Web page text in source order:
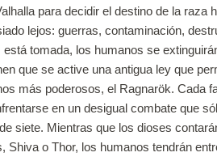
para decidir el destino de la raza
lejos: guerras, contaminación,
está tomada, los humanos se
que se active una antigua ley que
más poderosos, el Ragnarök. Cada
en un desigual combate que
siete. Mientras que los dioses
Shiva o Thor, los humanos tendrán